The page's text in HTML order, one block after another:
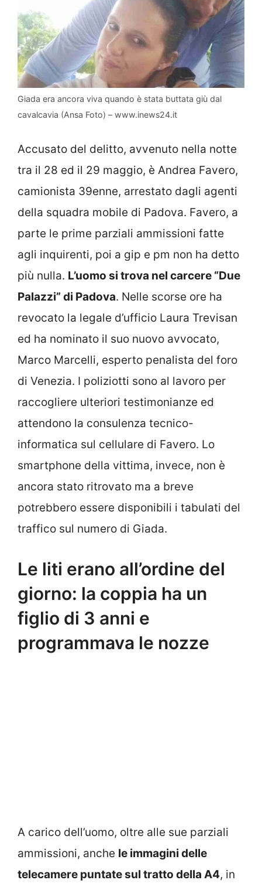
Giada era ancora viva quando è stata buttata giù dal
cavalcavia (Ansa Foto) – www.inews24.it
Accusato del delitto, avvenuto nella notte
tra il 28 ed il 29 maggio, è Andrea Favero,
camionista 39enne, arrestato dagli agenti
della squadra mobile di Padova. Favero, a
parte le prime parziali ammissioni fatte
agli inquirenti, poi a gip e pm non ha detto
più nulla. L’uomo si trova nel carcere “Due
Palazzi” di Padova. Nelle scorse ore ha
revocato la legale d’ufficio Laura Trevisan
ed ha nominato il suo nuovo avvocato,
Marco Marcelli, esperto penalista del foro
di Venezia. I poliziotti sono al lavoro per
raccogliere ulteriori testimonianze ed
attendono la consulenza tecnico-
informatica sul cellulare di Favero. Lo
smartphone della vittima, invece, non è
ancora stato ritrovato ma a breve
potrebbero essere disponibili i tabulati del
traffico sul numero di Giada.
Le liti erano all’ordine del
giorno: la coppia ha un
figlio di 3 anni e
programmava le nozze
A carico dell’uomo, oltre alle sue parziali
ammissioni, anche le immagini delle
telecamere puntate sul tratto della A4, in